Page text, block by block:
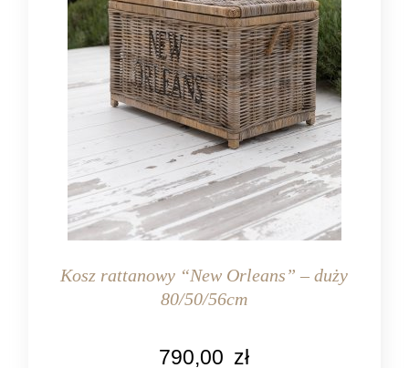
Kosz rattanowy “New Orleans” – duży
80/50/56cm
790,00 zł